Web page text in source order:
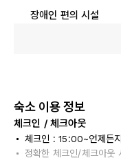
장애인 편의 시설
숙소 이용 정보
체크인 / 체크아웃
체크인 : 15:00~언제든
정확한 체크인/체크아웃